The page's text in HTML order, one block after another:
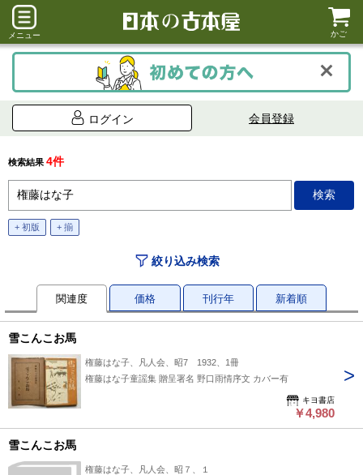
メニュー かご
ログイン 会員登録
検索結果 4件
+ 初版 + 揃
絞り込み検索
関連度 価格 刊行年 新着順
雪こんこお馬
権藤はな子、凡人会、昭7 1932、1冊
権藤はな子童謡集 贈呈署名 野口雨情序文 カバー有
キヨ書店
￥4,980
雪こんこお馬
権藤はな子、凡人会、昭７、１